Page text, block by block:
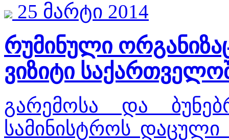
25 მარტი 2014
რუმინული
ვიზიტი
გარემოსა და
სამინისტროს დაცული